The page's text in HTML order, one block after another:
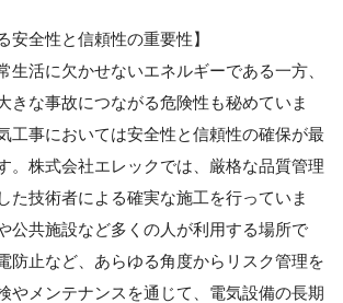
安全性と信頼性の重要性】
生活に欠かせないエネルギーである一方、
きな事故につながる危険性も秘めていま
工事においては安全性と信頼性の確保が最
。株式会社エレックでは、厳格な品質管理
た技術者による確実な施工を行っていま
公共施設など多くの人が利用する場所で
防止など、あらゆる角度からリスク管理を
やメンテナンスを通じて、電気設備の長期